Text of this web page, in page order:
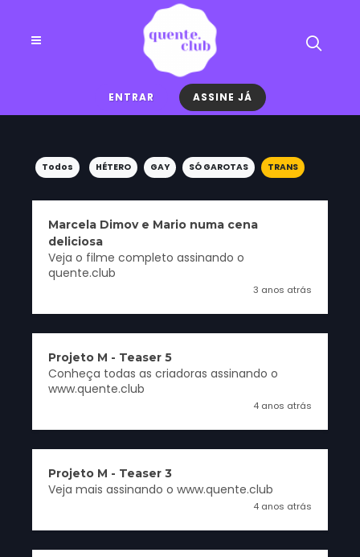
ENTRAR ASSINE JÁ
Todos HÉTERO GAY SÓ GAROTAS TRANS
Marcela Dimov e Mario numa cena
deliciosa
Veja o filme completo assinando o
quente.club
3 anos atrás
Projeto M - Teaser 5
Conheça todas as criadoras assinando o
www.quente.club
4 anos atrás
Projeto M - Teaser 3
Veja mais assinando o www.quente.club
4 anos atrás